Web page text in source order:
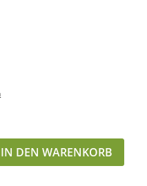
IN DEN WARENKORB